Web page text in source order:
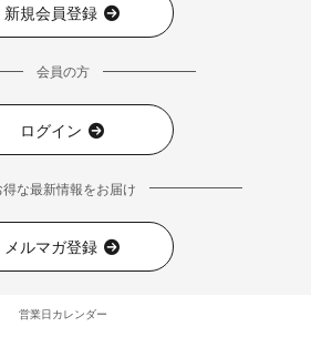
新規会員登録
会員の方
ログイン
得な最新情報をお届け
メルマガ登録
営業日カレンダー